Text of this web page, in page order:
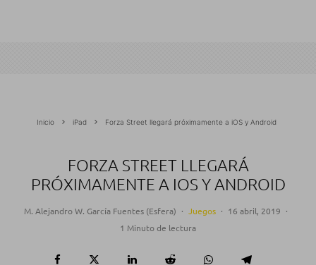
Inicio iPad Forza Street llegará próximamente a iOS y Android
FORZA STREET LLEGARÁ
PRÓXIMAMENTE A IOS Y ANDROID
M. Alejandro W. García Fuentes (Esfera) · Juegos · 16 abril, 2019 ·
1 Minuto de lectura